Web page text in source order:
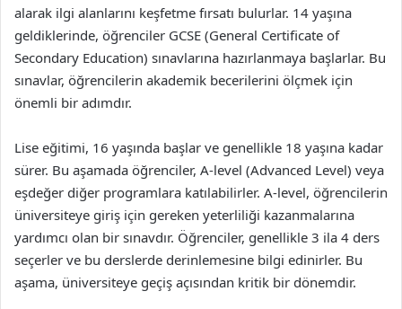
alarak ilgi alanlarını keşfetme fırsatı bulurlar. 14 yaşına
geldiklerinde, öğrenciler GCSE (General Certificate of
Secondary Education) sınavlarına hazırlanmaya başlarlar. Bu
sınavlar, öğrencilerin akademik becerilerini ölçmek için
önemli bir adımdır.
Lise eğitimi, 16 yaşında başlar ve genellikle 18 yaşına kadar
sürer. Bu aşamada öğrenciler, A-level (Advanced Level) veya
eşdeğer diğer programlara katılabilirler. A-level, öğrencilerin
üniversiteye giriş için gereken yeterliliği kazanmalarına
yardımcı olan bir sınavdır. Öğrenciler, genellikle 3 ila 4 ders
seçerler ve bu derslerde derinlemesine bilgi edinirler. Bu
aşama, üniversiteye geçiş açısından kritik bir dönemdir.